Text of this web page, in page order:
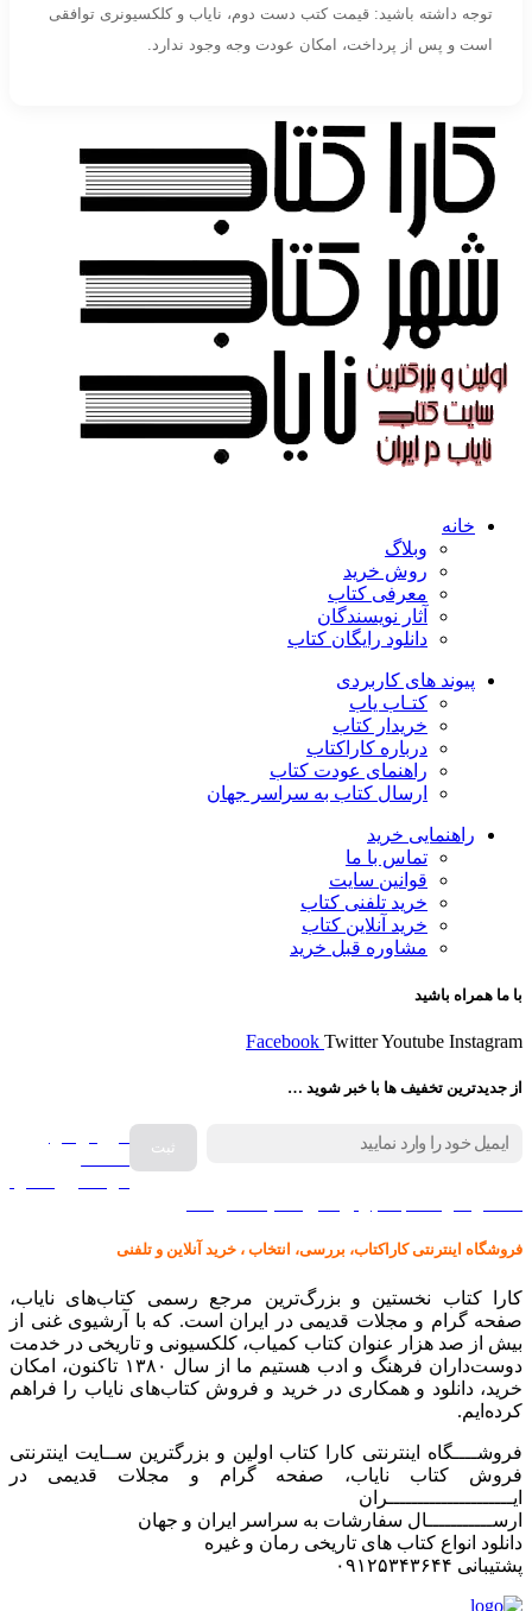
توجه داشته باشید: قیمت کتب دست دوم، نایاب و کلکسیونری توافقی
است و پس از پرداخت، امکان عودت وجه وجود ندارد.
خانه
وبلاگ
روش خرید
معرفی کتاب
آثار نویسندگان
دانلود رایگان کتاب
پیوند های کاربردی
کتـاب یاب
خریدار کتاب
درباره کاراکتاب
راهنمای عودت کتاب
ارسال کتاب به سراسر جهان
راهنمایی خرید
تماس با ما
قوانین سایت
خرید تلفنی کتاب
خرید آنلاین کتاب
مشاوره قبل خرید
با ما همراه باشید
Facebook TwitterYoutube Instagram
از جدیدترین تخفیف ها با خبر شوید …
فروش انواع
فروشگاه اینترنتی کاراکتاب، بررسی، انتخاب ، خرید آنلاین و تلفنی
کارا کتاب نخستین و بزرگ‌ترین مرجع رسمی کتاب‌های نایاب،
صفحه گرام و مجلات قدیمی در ایران است. که با آرشیوی غنی از
بیش از صد هزار عنوان کتاب کمیاب، کلکسیونی و تاریخی در خدمت
دوست‌داران فرهنگ و ادب هستیم ما از سال ۱۳۸۰ تاکنون، امکان
خرید، دانلود و همکاری در خرید و فروش کتاب‌های نایاب را فراهم
کرده‌ایم.
فروشــــگاه اینترنتی کارا کتاب اولین و بزرگترین ســایت اینترنتی
فروش کتاب نایاب، صفحه گرام و مجلات قدیمی در
ایـــــــــــــــــــــران
ارســـــــــــال سفارشات به سراسر ایران و جهان
دانلود انواع کتاب های تاریخی رمان و غیره
پشتیبانی ۰۹۱۲۵۳۴۳۶۴۴